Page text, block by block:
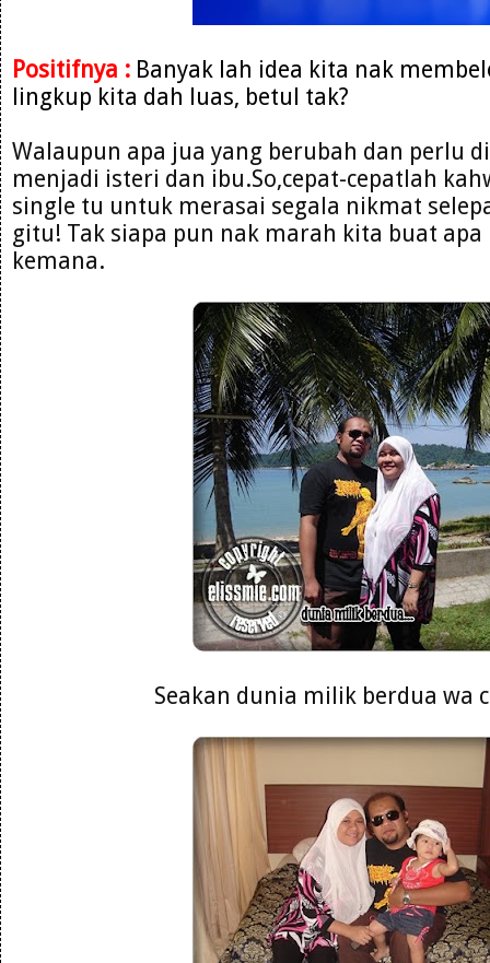
Positifnya : Banyak lah idea kita nak
lingkup kita dah luas, betul tak?
Walaupun apa jua yang berubah dan perlu
menjadi isteri dan ibu.So,cepat-cepatlah
single tu untuk merasai segala nikmat
gitu! Tak siapa pun nak marah kita buat
kemana.
Seakan dunia milik berdua wa